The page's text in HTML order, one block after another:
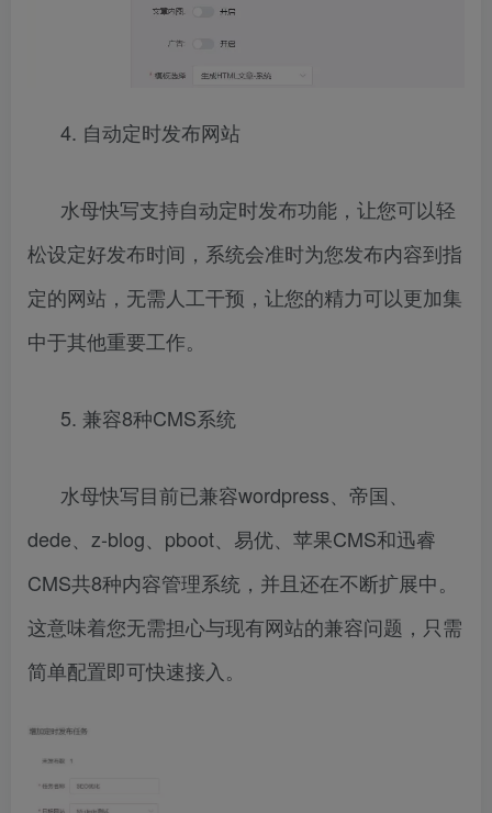
4. 自动定时发布网站
水母快写支持自动定时发布功能，让您可以轻
松设定好发布时间，系统会准时为您发布内容到指
定的网站，无需人工干预，让您的精力可以更加集
中于其他重要工作。
5. 兼容8种CMS系统
水母快写目前已兼容wordpress、帝国、
dede、z-blog、pboot、易优、苹果CMS和迅睿
CMS共8种内容管理系统，并且还在不断扩展中。
这意味着您无需担心与现有网站的兼容问题，只需
简单配置即可快速接入。